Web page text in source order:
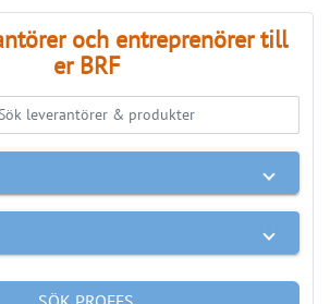
och entreprenörer till
er BRF
SÖK PROFFS